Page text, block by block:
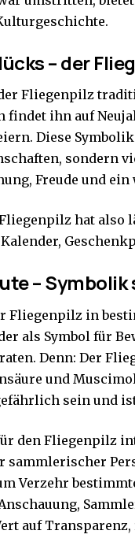
– der
Fliegenpilz
findet ihn auf
Diese
sondern
Freude und
hat also
–
Fliegenpilz in
als Symbol für
Denn: Der
und
sein und
den Fliegenpilz
sammlerischer
Verzehr
auf